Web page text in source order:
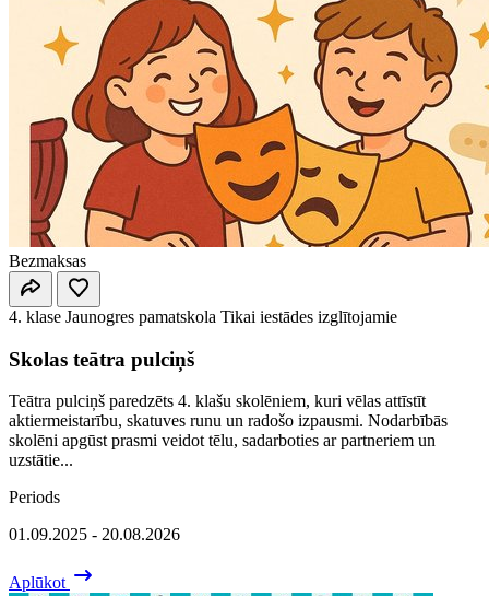
Bezmaksas
4. klase Jaunogres pamatskola Tikai iestādes izglītojamie
Skolas teātra pulciņš
Teātra pulciņš paredzēts 4. klašu skolēniem, kuri vēlas attīstīt
aktiermeistarību, skatuves runu un radošo izpausmi. Nodarbībās
skolēni apgūst prasmi veidot tēlu, sadarboties ar partneriem un
uzstātie...
Periods
01.09.2025 - 20.08.2026
Aplūkot